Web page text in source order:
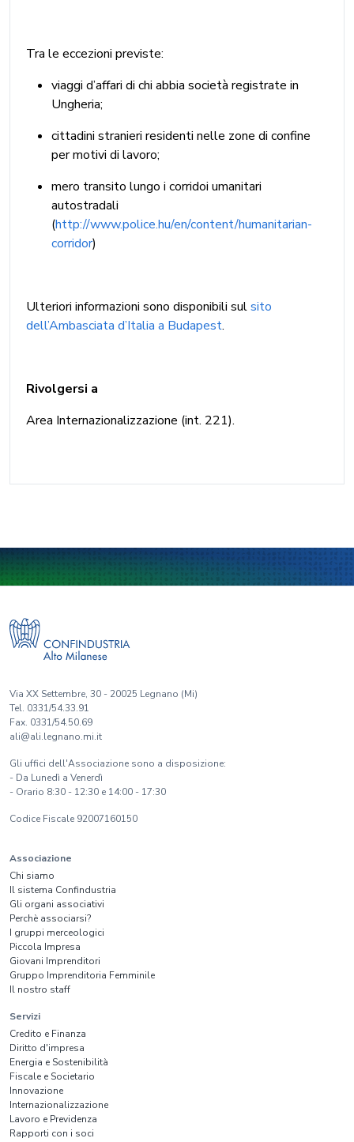
Tra le eccezioni previste:
viaggi d’affari di chi abbia società registrate in
Ungheria;
cittadini stranieri residenti nelle zone di confine
per motivi di lavoro;
mero transito lungo i corridoi umanitari
autostradali
(http://www.police.hu/en/content/humanitarian-
corridor)
Ulteriori informazioni sono disponibili sulsito
dell’Ambasciata d’Italia a Budapest.
Rivolgersi a
Area Internazionalizzazione (int. 221).
Via XX Settembre, 30 - 20025 Legnano (Mi)
Tel. 0331/54.33.91
Fax. 0331/54.50.69
ali@ali.legnano.mi.it
Gli uffici dell'Associazione sono a disposizione:
- Da Lunedì a Venerdì
- Orario 8:30 - 12:30 e 14:00 - 17:30
Codice Fiscale 92007160150
Associazione
Chi siamo
Il sistema Confindustria
Gli organi associativi
Perchè associarsi?
I gruppi merceologici
Piccola Impresa
Giovani Imprenditori
Gruppo Imprenditoria Femminile
Il nostro staff
Servizi
Credito e Finanza
Diritto d'impresa
Energia e Sostenibilità
Fiscale e Societario
Innovazione
Internazionalizzazione
Lavoro e Previdenza
Rapporti con i soci